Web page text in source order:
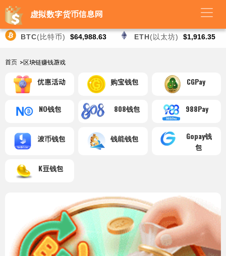
虚拟数字货币信息网
BTC(比特币) $64,988.63 ETH(以太坊) $1,916.35
首页 >区块链赚钱游戏
优惠活动 购宝钱包 CGPay
NO钱包 808钱包 988Pay
波币钱包 钱能钱包
Gopay钱
包
K豆钱包